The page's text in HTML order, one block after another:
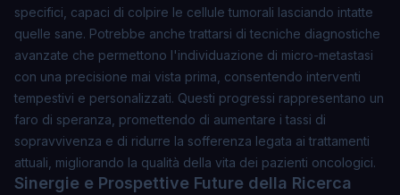
specifici, capaci di colpire le cellule tumorali lasciando intatte
quelle sane. Potrebbe anche trattarsi di tecniche diagnostiche
avanzate che permettono l'individuazione di micro-metastasi
con una precisione mai vista prima, consentendo interventi
tempestivi e personalizzati. Questi progressi rappresentano un
faro di speranza, promettendo di aumentare i tassi di
sopravvivenza e di ridurre la sofferenza legata ai trattamenti
attuali, migliorando la qualità della vita dei pazienti oncologici.
Sinergie e Prospettive Future della Ricerca